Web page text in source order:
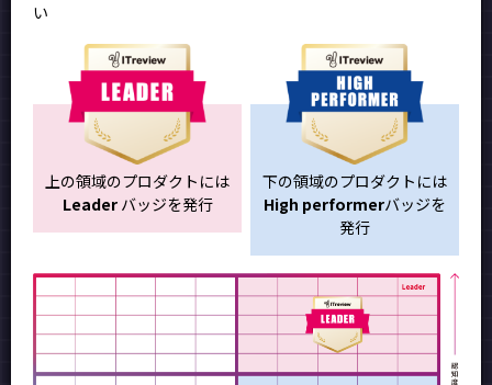
い
上の領域のプロダクトには
Leaderバッジを発行
下の領域のプロダクトには
High performerバッジを
発行